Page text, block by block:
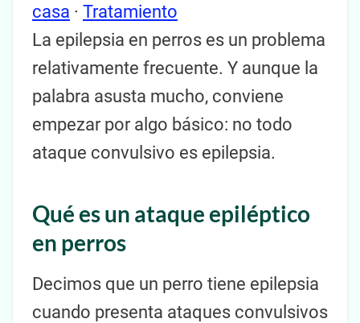
casa · Tratamiento
La epilepsia en perros es un problema
relativamente frecuente. Y aunque la
palabra asusta mucho, conviene
empezar por algo básico: no todo
ataque convulsivo es epilepsia.
Qué es un ataque epiléptico
en perros
Decimos que un perro tiene epilepsia
cuando presenta ataques convulsivos